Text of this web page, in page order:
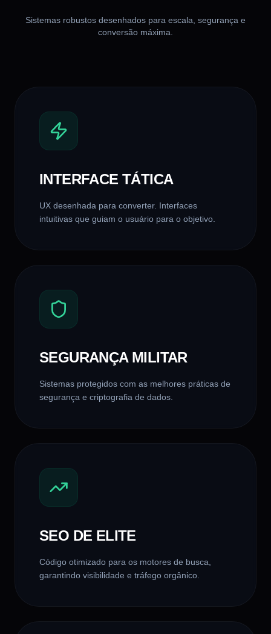
Sistemas robustos desenhados para escala, segurança e
conversão máxima.
INTERFACE TÁTICA
UX desenhada para converter. Interfaces
intuitivas que guiam o usuário para o objetivo.
SEGURANÇA MILITAR
Sistemas protegidos com as melhores práticas de
segurança e criptografia de dados.
SEO DE ELITE
Código otimizado para os motores de busca,
garantindo visibilidade e tráfego orgânico.